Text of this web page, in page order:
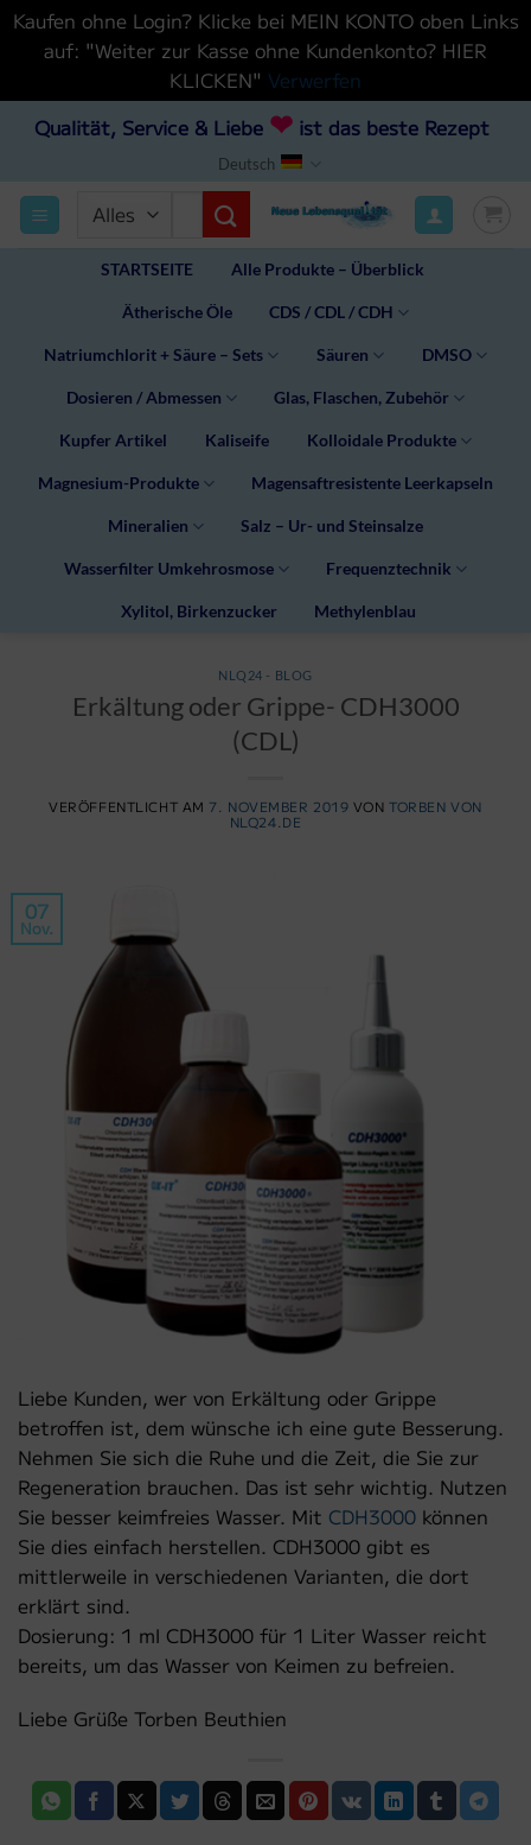
Kaufen ohne Login? Klicke bei MEIN KONTO oben Links
auf: "Weiter zur Kasse ohne Kundenkonto? HIER
KLICKEN" Verwerfen
Inhalt
Qualität, Service & Liebe ❤ist das beste Rezept
Deutsch
Suchen
STARTSEITE Alle Produkte – Überblick
Ätherische Öle CDS / CDL / CDH
Natriumchlorit + Säure – Sets Säuren DMSO
Dosieren / Abmessen Glas, Flaschen, Zubehör
Kupfer Artikel Kaliseife Kolloidale Produkte
Magnesium-Produkte Magensaftresistente Leerkapseln
Mineralien Salz – Ur- und Steinsalze
Wasserfilter Umkehrosmose Frequenztechnik
Xylitol, Birkenzucker Methylenblau
NLQ24 - BLOG
Erkältung oder Grippe- CDH3000
(CDL)
VERÖFFENTLICHT AM 7. NOVEMBER 2019 VONTORBEN VON
NLQ24.DE
07
Nov.
Liebe Kunden, wer von Erkältung oder Grippe
betroffen ist, dem wünsche ich eine gute Besserung.
Nehmen Sie sich die Ruhe und die Zeit, die Sie zur
Regeneration brauchen. Das ist sehr wichtig. Nutzen
Sie besser keimfreies Wasser. Mit CDH3000 können
Sie dies einfach herstellen. CDH3000 gibt es
mittlerweile in verschiedenen Varianten, die dort
erklärt sind.
Dosierung: 1 ml CDH3000 für 1 Liter Wasser reicht
bereits, um das Wasser von Keimen zu befreien.
Liebe Grüße Torben Beuthien